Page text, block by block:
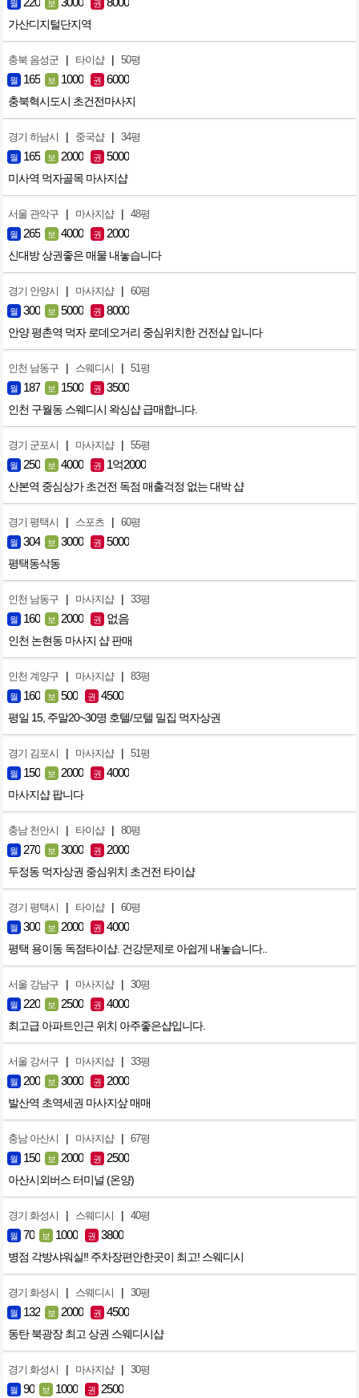
월 보 권
가산디지털단지역
충북 음성군 | 타이샵 | 50평
월 165 보 1000 권 6000
충북혁시도시 초건전마사지
경기 하남시 | 중국샵 | 34평
월 165 보 2000 권 5000
미사역 먹자골목 마사지샵
서울 관악구 | 마사지샵 | 48평
월 265 보 4000 권 2000
신대방 상권좋은 매물 내놓습니다
경기 안양시 | 마사지샵 | 60평
월 300 보 5000 권 8000
안양 평촌역 먹자 로데오거리 중심위치한 건전샵 입니다
인천 남동구 | 스웨디시 | 51평
월 187 보 1500 권 3500
인천 구월동 스웨디시 왁싱샵 급매합니다.
경기 군포시 | 마사지샵 | 55평
월 250 보 4000 권 1억2000
산본역 중심상가 초건전 독점 매출걱정 없는 대박 샵
경기 평택시 | 스포츠 | 60평
월 304 보 3000 권 5000
평택동삭동
인천 남동구 | 마사지샵 | 33평
월 160 보 2000 권 없음
인천 논현동 마사지 샵 판매
인천 계양구 | 마사지샵 | 83평
월 160 보 500 권 4500
평일 15, 주말20~30명 호텔/모텔 밀집 먹자상권
경기 김포시 | 마사지샵 | 51평
월 150 보 2000 권 4000
마사지샵 팝니다
충남 천안시 | 타이샵 | 80평
월 270 보 3000 권 2000
두정동 먹자상권 중심위치 초건전 타이샵
경기 평택시 | 타이샵 | 60평
월 300 보 2000 권 4000
평택 용이동 독점타이샵. 건강문제로 아쉽게 내놓습니다..
서울 강남구 | 마사지샵 | 30평
월 220 보 2500 권 4000
최고급 아파트인근 위치 아주좋은샵입니다.
서울 강서구 | 마사지샵 | 33평
월 200 보 3000 권 2000
발산역 초역세권 마사지샆 매매
충남 아산시 | 마사지샵 | 67평
월 150 보 2000 권 2500
아산시외버스 터미널 (온양)
경기 화성시 | 스웨디시 | 40평
월 70 보 1000 권 3800
병점 각방샤워실!! 주차장편안한곳이 최고! 스웨디시
경기 화성시 | 스웨디시 | 30평
월 132 보 2000 권 4500
동탄 북광장 최고 상권 스웨디시샵
경기 화성시 | 마사지샵 | 30평
월 90 보 1000 권 2500